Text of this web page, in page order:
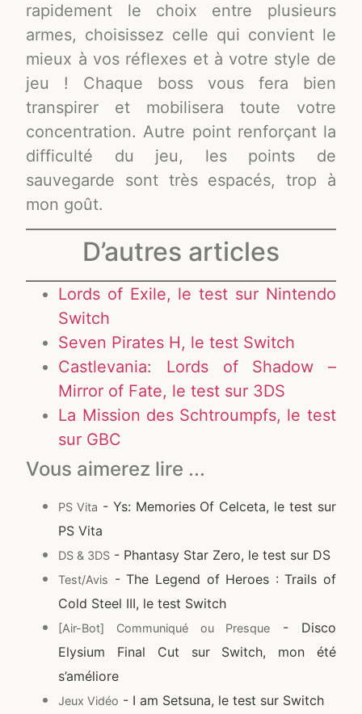
rapidement le choix entre plusieurs
armes, choisissez celle qui convient le
mieux à vos réflexes et à votre style de
jeu ! Chaque boss vous fera bien
transpirer et mobilisera toute votre
concentration. Autre point renforçant la
difficulté du jeu, les points de
sauvegarde sont très espacés, trop à
mon goût.
D’autres articles
Lords of Exile, le test sur Nintendo
Switch
Seven Pirates H, le test Switch
Castlevania: Lords of Shadow –
Mirror of Fate, le test sur 3DS
La Mission des Schtroumpfs, le test
sur GBC
Vous aimerez lire ...
PS Vita - Ys: Memories Of Celceta, le test sur
PS Vita
DS & 3DS - Phantasy Star Zero, le test sur DS
Test/Avis - The Legend of Heroes : Trails of
Cold Steel III, le test Switch
[Air-Bot] Communiqué ou Presque
- Disco
Elysium Final Cut sur Switch, mon été
s’améliore
Jeux Vidéo - I am Setsuna, le test sur Switch